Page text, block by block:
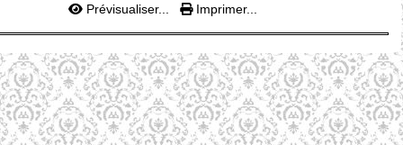
Prévisualiser... Imprimer...